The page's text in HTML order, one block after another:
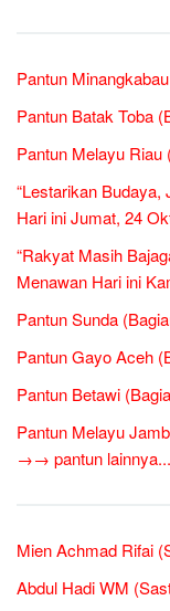
Pantun
Pantun Batak Toba
Pantun Melayu Riau
“Lestarikan Budaya,
Hari ini Jumat, 24
“Rakyat Masih
Menawan Hari ini
Pantun Sunda
Pantun Gayo Aceh
Pantun Betawi
Pantun Melayu
→→ pantun lainnya...
Mien Achmad Rifai
Abdul Hadi WM